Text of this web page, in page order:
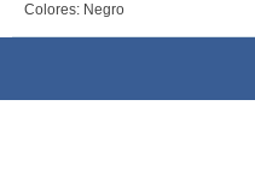
Colores: Negro